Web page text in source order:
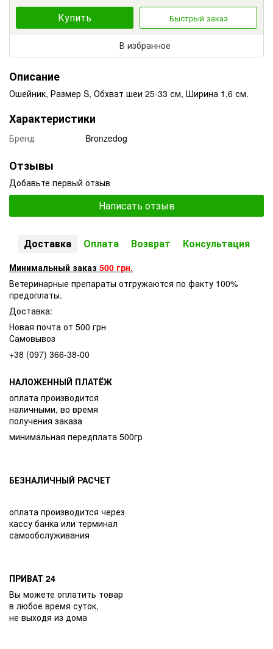
Купить Быстрый заказ
В избранное
Описание
Ошейник, Размер S, Обхват шеи 25-33 см, Ширина 1,6 см.
Характеристики
Бренд Bronzedog
Отзывы
Добавьте первый отзыв
Написать отзыв
Доставка Оплата Возврат Консультация
Минимальный заказ 500 грн.
Ветеринарные препараты отгружаются по факту 100%
предоплаты.
Доставка:
Новая почта от 500 грн
Самовывоз
+38 (097) 366-38-00
НАЛОЖЕННЫЙ ПЛАТЁЖ
оплата производится
наличными, во время
получения заказа
минимальная передплата 500гр
БЕЗНАЛИЧНЫЙ РАСЧЕТ
оплата производится через
кассу банка или терминал
самообслуживания
ПРИВАТ 24
Вы можете оплатить товар
в любое время суток,
не выходя из дома